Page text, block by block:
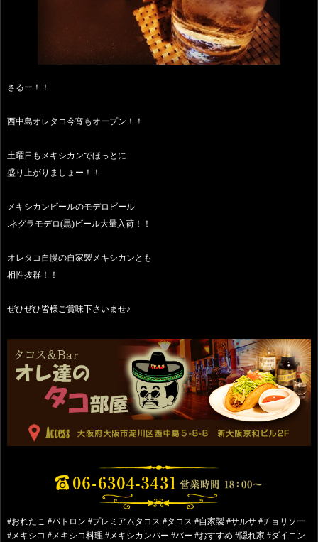
さるー！！
西中島オレタコ今宵もオープン！！
土曜日もメキシカンでほっとに
盛り上がりましょー！！
メキシカンビールのモデロビール
.ネグラモデロ(黒)ビール大量入荷！！
オレタコ自慢の自家製メキシカンとも
相性抜群！！
ぜひぜひ皆様ご賞味下さいませ♪
#おれたこ #パトロン #プレミアムタコス #タコス #自家製 #サルサ #チョリソー
#メキシコ #メキシコ料理 #メキシカンバー #バー #おすすめ #隠れ家 #ダイニン